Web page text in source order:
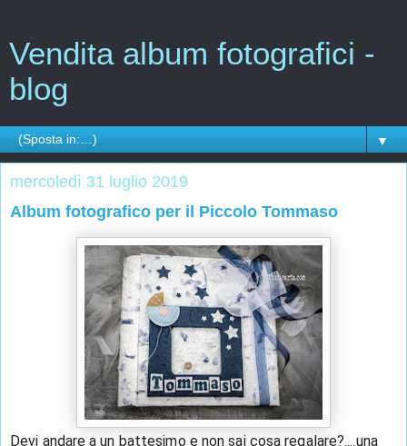
Vendita album fotografici -
blog
▼
mercoledì 31 luglio 2019
Album fotografico per il Piccolo Tommaso
Devi andare a un battesimo e non sai cosa regalare?....una